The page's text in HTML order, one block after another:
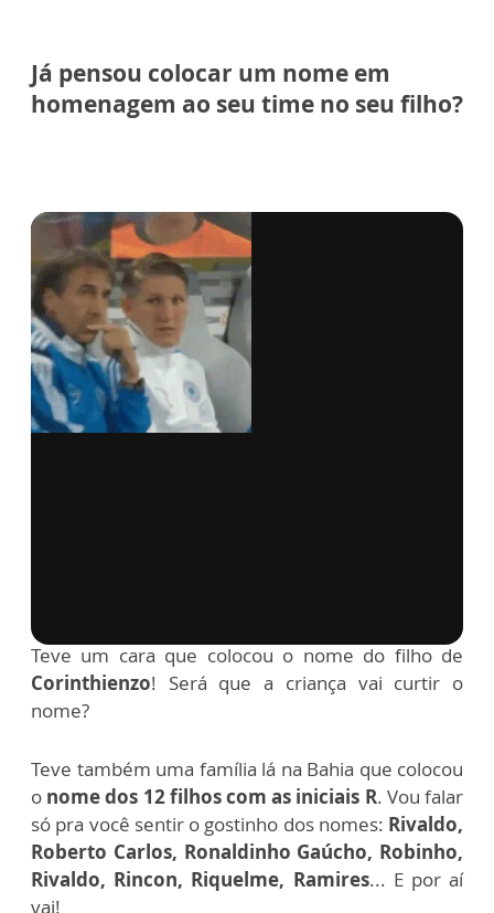
Já pensou colocar um nome em
homenagem ao seu time no seu filho?
Teve um cara que colocou o nome do filho de
Corinthienzo! Será que a criança vai curtir o
nome?
Teve também uma família lá na Bahia que colocou
o nome dos 12 filhos com as iniciais R. Vou falar
só pra você sentir o gostinho dos nomes: Rivaldo,
Roberto Carlos, Ronaldinho Gaúcho, Robinho,
Rivaldo, Rincon, Riquelme, Ramires... E por aí
vai!